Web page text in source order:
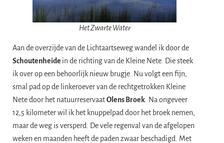
Het Zwarte Water
Aan de overzijde van de Lichtaartseweg wandel ik door de
Schoutenheide in de richting van de Kleine Nete. Die steek
ik over op een behoorlijk nieuw brugje. Nu volgt een fijn,
smal pad op de linkeroever van de rechtgetrokken Kleine
Nete door het natuurreservaatOlens Broek . Na ongeveer
12,5 kilometer wil ik het knuppelpad door het broek nemen,
maar de weg is versperd. De vele regenval van de afgelopen
weken en maanden heeft de paden zwaar beschadigd. Met